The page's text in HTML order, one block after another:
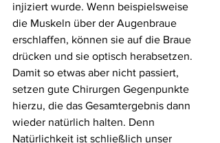
injiziert wurde. Wenn beispielsweise
die Muskeln über der Augenbraue
erschlaffen, können sie auf die Braue
drücken und sie optisch herabsetzen.
Damit so etwas aber nicht passiert,
setzen gute Chirurgen Gegenpunkte
hierzu, die das Gesamtergebnis dann
wieder natürlich halten. Denn
Natürlichkeit ist schließlich unser